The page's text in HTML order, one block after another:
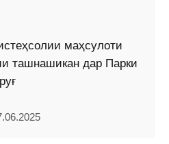
маҳсулоти
ташнашикан дар Парки